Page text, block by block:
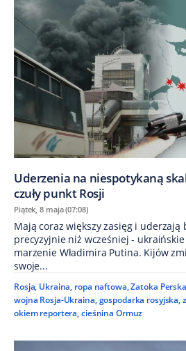
Uderzenia na niespotykaną
czuły punkt Rosji
Piątek, 8 maja (07:08)
Mają coraz większy zasięg i uderzają
precyzyjnie niż wcześniej -
marzenie Władimira Putina. Kijów
swoje...
Rosja, Ukraina, ropa naftowa,Zatoka Perska
wojna Rosja-Ukraina,gospodarka rosyjska,
okiem reportera,cieśnina Ormuz